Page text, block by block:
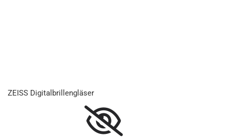
ZEISS Di­gi­talbril­len­glä­ser